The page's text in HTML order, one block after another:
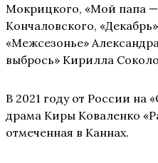
Мокрицкого, «Мой папа
Кончаловского,
«Межсезонье»
выбрось» Кирилла
В 2021 году от России на
драма Киры Коваленко
отмеченная в Каннах.